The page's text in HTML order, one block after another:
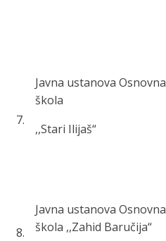
7.
Javna ustanova Osnovna
škola
,,Stari Ilijaš“
8.
Javna ustanova Osnovna
škola ,,Zahid Baručija“